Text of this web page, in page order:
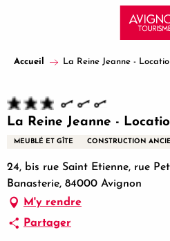
principal
Accueil La Reine Jeanne -
La Reine Jeanne -
MEUBLÉ ET GÎTE CONSTRUCTION
24, bis rue Saint Etienne, rue
Banasterie, 84000 Avignon
M'y rendre
Partager